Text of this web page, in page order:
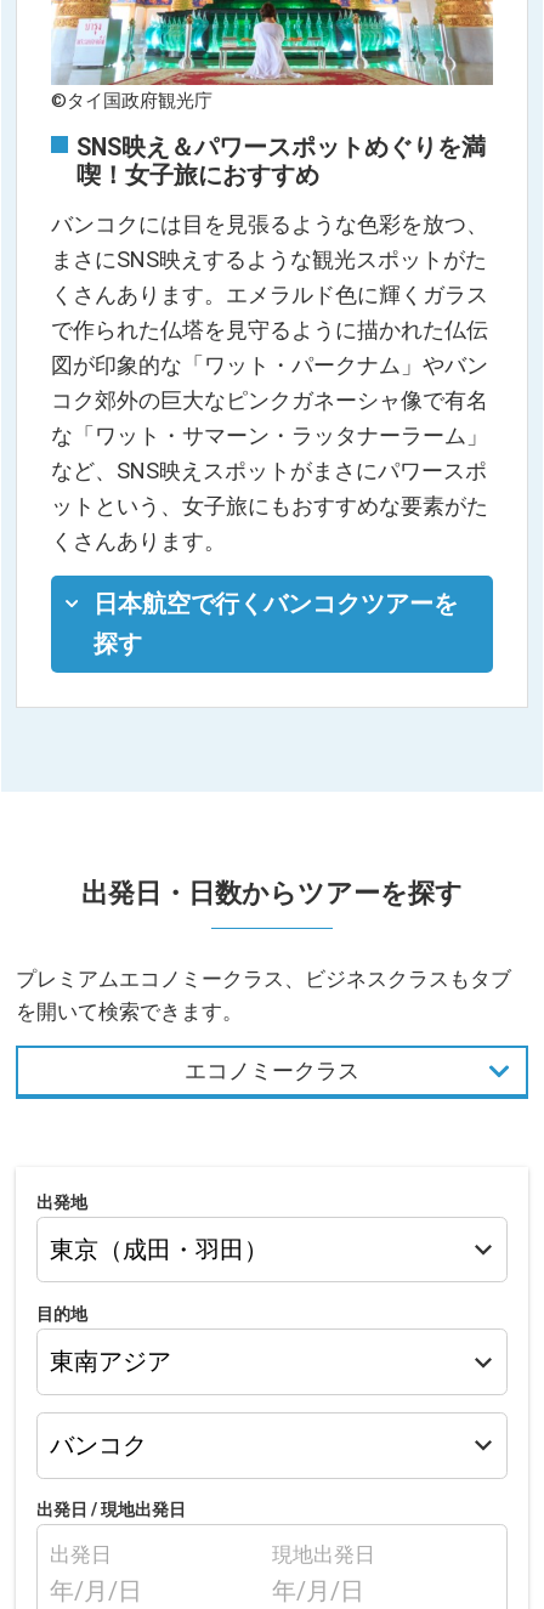
©タイ国政府観光庁
SNS映え＆パワースポットめぐりを満
喫！女子旅におすすめ
バンコクには目を見張るような色彩を放つ、
まさにSNS映えするような観光スポットがた
くさんあります。エメラルド色に輝くガラス
で作られた仏塔を見守るように描かれた仏伝
図が印象的な「ワット・パークナム」やバン
コク郊外の巨大なピンクガネーシャ像で有名
な「ワット・サマーン・ラッタナーラーム」
など、SNS映えスポットがまさにパワースポ
ットという、女子旅にもおすすめな要素がた
くさんあります。
日本航空で行くバンコクツアーを
探す
出発日・日数からツアーを探す
プレミアムエコノミークラス、ビジネスクラスもタブ
を開いて検索できます。
エコノミークラス
出発地
目的地
出発日 /現地出発日
出発日
年/月/日
現地出発日
年/月/日